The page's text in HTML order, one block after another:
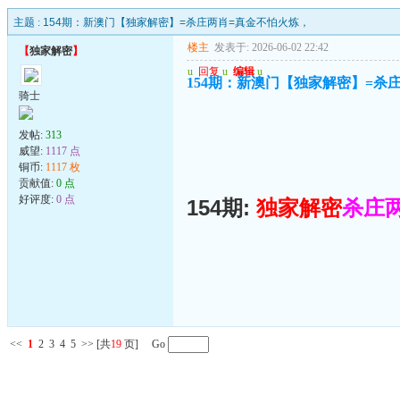
主题 : 154期：新澳门【独家解密】=杀庄两肖=真金不怕火炼，
【独家解密】
骑士
发帖: 313
威望: 1117 点
铜币: 1117 枚
贡献值: 0 点
好评度: 0 点
楼主 发表于: 2026-06-02 22:42
u 回复 u 编辑 u
154期：新澳门【独家解密】=杀
154期: 独家解密杀庄
<< 1 2 3 4 5 >> [共19 页] Go